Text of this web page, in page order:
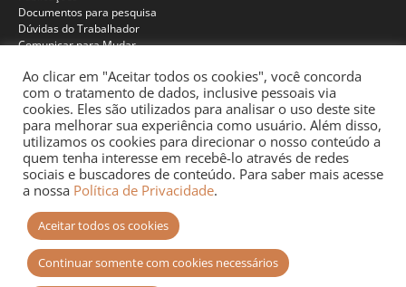
Documentos para pesquisa
Dúvidas do Trabalhador
Comunicar para Mudar
Programas
Jornalismo
Pesquisa
Educação
Documentários
Ao clicar em "Aceitar todos os cookies", você concorda
com o tratamento de dados, inclusive pessoais via
cookies. Eles são utilizados para analisar o uso deste site
para melhorar sua experiência como usuário. Além disso,
utilizamos os cookies para direcionar o nosso conteúdo a
quem tenha interesse em recebê-lo através de redes
sociais e buscadores de conteúdo. Para saber mais acesse
a nossa Política de Privacidade.
Aceitar todos os cookies
Continuar somente com cookies necessários